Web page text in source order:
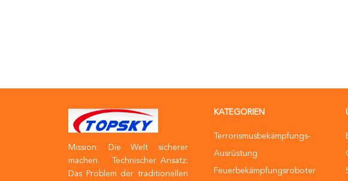
Mission: Die Welt sicherer
machen. Technischer Ansatz:
Das Problem der traditionellen
KATEGORIEN
Terrorismusbekämpfungs-
Ausrüstung
Feuerbekämpfungsroboter